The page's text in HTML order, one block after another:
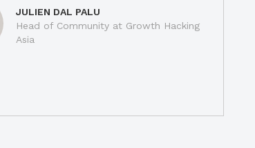
JULIEN DAL PALU
Head of Community at Growth Hacking
Asia